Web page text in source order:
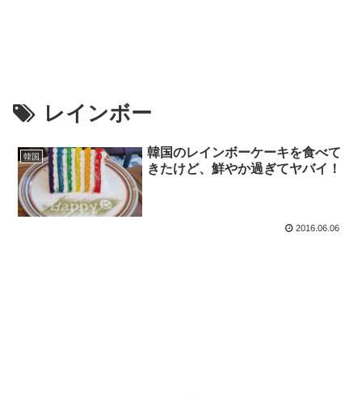
レインボー
韓国
韓国のレインボーケーキを食べて
きたけど、鮮やか過ぎてヤバイ！
2016.06.06